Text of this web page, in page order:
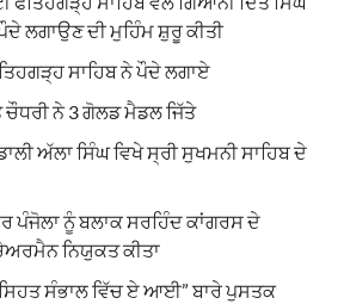
ਲਗਾਉਣ ਦੀ ਮੁਹਿੰਮ ਸ਼ੁਰੂ ਕੀਤੀ
ਸਾਹਿਬ ਨੇ ਪੌਦੇ ਲਗਾਏ
ਨੇ 3 ਗੋਲਡ ਮੈਡਲ ਜਿੱਤੇ
ਅੱਲਾ ਸਿੰਘ ਵਿਖੇ ਸ੍ਰੀ ਸੁਖਮਨੀ ਸਾਹਿਬ ਦੇ
ਪੰਜੋਲਾ ਨੂੰ ਬਲਾਕ ਸਰਹਿੰਦ ਕਾਂਗਰਸ ਦੇ
ਨਿਯੁਕਤ ਕੀਤਾ
ਸਿਹਤ ਸੰਭਾਲ ਵਿੱਚ ਏ ਆਈ” ਬਾਰੇ ਪੁਸਤਕ